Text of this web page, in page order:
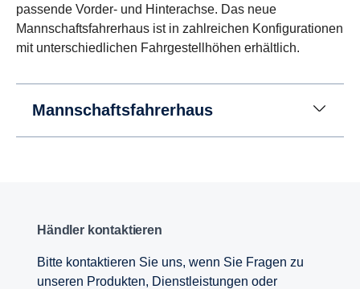
passende Vorder- und Hinterachse. Das neue
Mannschaftsfahrerhaus ist in zahlreichen Konfigurationen
mit unterschiedlichen Fahrgestellhöhen erhältlich.
Mannschaftsfahrerhaus
Händler kontaktieren
Bitte kontaktieren Sie uns, wenn Sie Fragen zu
unseren Produkten, Dienstleistungen oder